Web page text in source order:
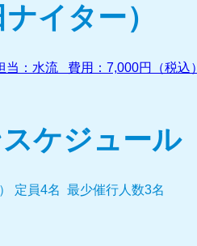
イター）
：水流 費用：7,000円（税込）
ケジュール
定員4名 最少催行人数3名